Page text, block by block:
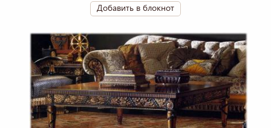
Добавить в блокнот